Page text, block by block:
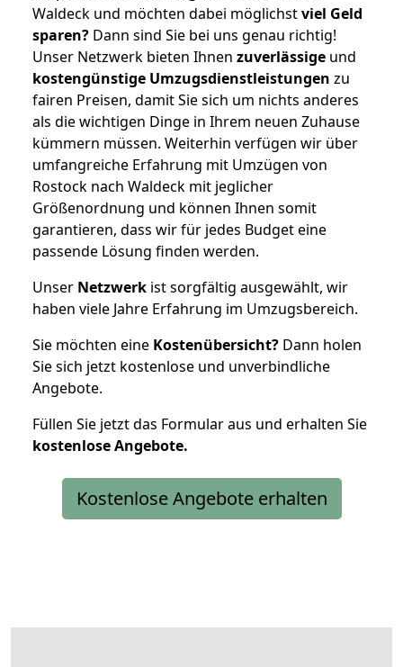
Waldeck und möchten dabei möglichstviel Geld
sparen? Dann sind Sie bei uns genau richtig!
Unser Netzwerk bieten Ihnen zuverlässige und
kostengünstige Umzugsdienstleistungen zu
fairen Preisen, damit Sie sich um nichts anderes
als die wichtigen Dinge in Ihrem neuen Zuhause
kümmern müssen. Weiterhin verfügen wir über
umfangreiche Erfahrung mit Umzügen von
Rostock nach Waldeck mit jeglicher
Größenordnung und können Ihnen somit
garantieren, dass wir für jedes Budget eine
passende Lösung finden werden.
Unser Netzwerk ist sorgfältig ausgewählt, wir
haben viele Jahre Erfahrung im Umzugsbereich.
Sie möchten eine Kostenübersicht? Dann holen
Sie sich jetzt kostenlose und unverbindliche
Angebote.
Füllen Sie jetzt das Formular aus und erhalten Sie
kostenloseAngebote.
Kostenlose Angebote erhalten